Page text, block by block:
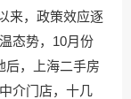
来，政策效应逐
态势，10月份
后，上海二手房
介门店，十几